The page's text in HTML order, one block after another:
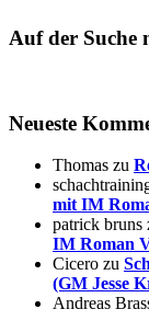
Auf der Suche
Neueste
Thomas zu
mit IM
patrick bruns
IM Roman
Cicero zu
(GM Jesse
Andreas